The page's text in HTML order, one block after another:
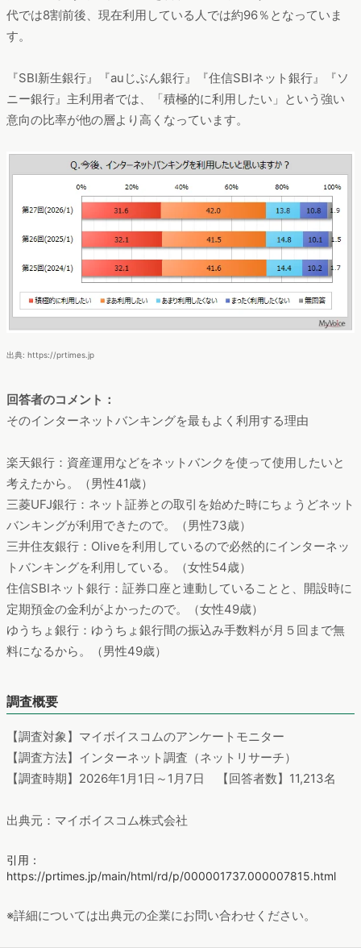
代では8割前後、現在利用している人では約96％となっていま
す。
『SBI新生銀行』『auじぶん銀行』『住信SBIネット銀行』『ソ
ニー銀行』主利用者では、「積極的に利用したい」という強い
意向の比率が他の層より高くなっています。
出典: https://prtimes.jp
回答者のコメント：
そのインターネットバンキングを最もよく利用する理由
楽天銀行：資産運用などをネットバンクを使って使用したいと
考えたから。（男性41歳）
三菱UFJ銀行：ネット証券との取引を始めた時にちょうどネット
バンキングが利用できたので。（男性73歳）
三井住友銀行：Oliveを利用しているので必然的にインターネッ
トバンキングを利用している。（女性54歳）
住信SBIネット銀行：証券口座と連動していることと、開設時に
定期預金の金利がよかったので。（女性49歳）
ゆうちょ銀行：ゆうちょ銀行間の振込み手数料が月５回まで無
料になるから。（男性49歳）
調査概要
【調査対象】マイボイスコムのアンケートモニター
【調査方法】インターネット調査（ネットリサーチ）
【調査時期】2026年1月1日～1月7日 【回答者数】11,213名
出典元：マイボイスコム株式会社
引用：
https://prtimes.jp/main/html/rd/p/000001737.000007815.html
※詳細については出典元の企業にお問い合わせください。